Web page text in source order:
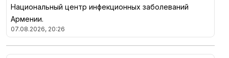
Национальный центр инфекционных заболеваний
Армении.
07.08.2026, 20:26